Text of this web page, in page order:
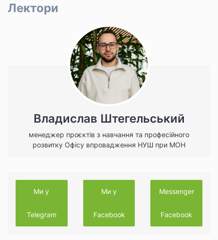
Лектори
Владислав Штегельський
менеджер проєктів з навчання та професійного
розвитку Офісу впровадження НУШ при МОН
Ми у
Telegram
Ми у
Facebook
Messenger
Facebook